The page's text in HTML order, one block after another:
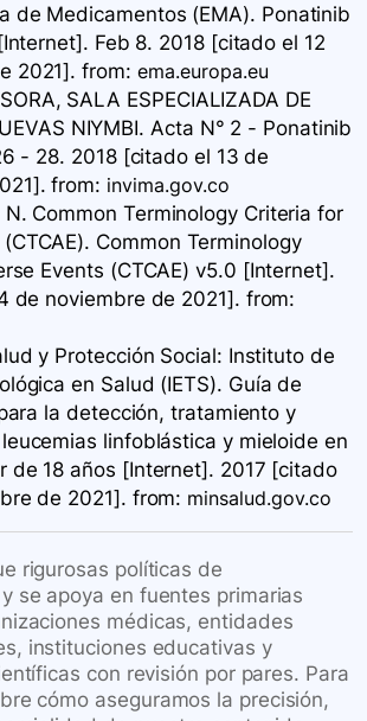
de Medicamentos (EMA). Ponatinib
Feb 8. 2018 [citado el 12
2021]. from: ema.europa.eu
SALA ESPECIALIZADA DE
NIYMBI. Acta N° 2 - Ponatinib
- 28. 2018 [citado el 13 de
from: invima.gov.co
Common Terminology Criteria for
Common Terminology
Events (CTCAE) v5.0 [Internet].
de noviembre de 2021]. from:
y Protección Social: Instituto de
en Salud (IETS). Guía de
la detección, tratamiento y
linfoblástica y mieloide en
de 18 años [Internet]. 2017 [citado
de 2021]. from: minsalud.gov.co
rigurosas políticas de
se apoya en fuentes primarias
médicas, entidades
instituciones educativas y
con revisión por pares. Para
cómo aseguramos la precisión,